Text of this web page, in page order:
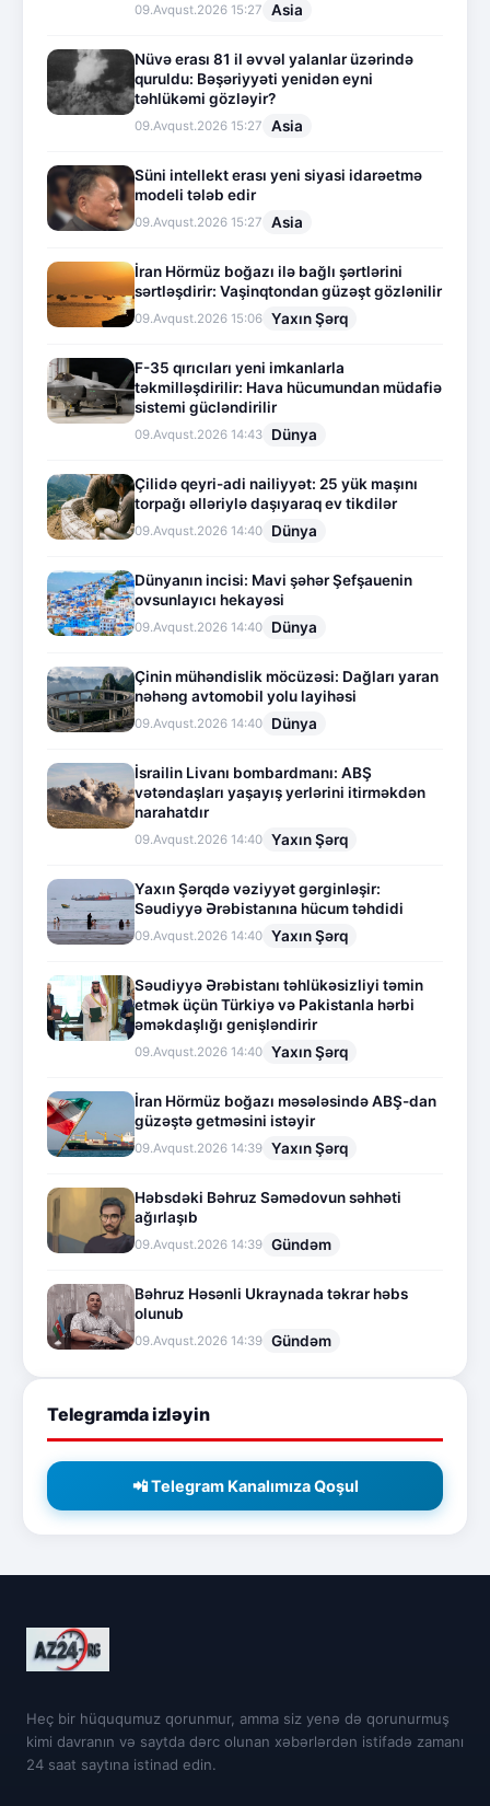
09.Avqust.2026 15:27 Asia
Nüvə erası 81 il əvvəl yalanlar üzərində
quruldu: Bəşəriyyəti yenidən eyni
təhlükəmi gözləyir?
09.Avqust.2026 15:27 Asia
Süni intellekt erası yeni siyasi idarəetmə
modeli tələb edir
09.Avqust.2026 15:27 Asia
İran Hörmüz boğazı ilə bağlı şərtlərini
sərtləşdirir: Vaşinqtondan güzəşt gözlənilir
09.Avqust.2026 15:06 Yaxın Şərq
F-35 qırıcıları yeni imkanlarla
təkmilləşdirilir: Hava hücumundan müdafiə
sistemi gücləndirilir
09.Avqust.2026 14:43 Dünya
Çilidə qeyri-adi nailiyyət: 25 yük maşını
torpağı əlləriylə daşıyaraq ev tikdilər
09.Avqust.2026 14:40 Dünya
Dünyanın incisi: Mavi şəhər Şefşauenin
ovsunlayıcı hekayəsi
09.Avqust.2026 14:40 Dünya
Çinin mühəndislik möcüzəsi: Dağları yaran
nəhəng avtomobil yolu layihəsi
09.Avqust.2026 14:40 Dünya
İsrailin Livanı bombardmanı: ABŞ
vətəndaşları yaşayış yerlərini itirməkdən
narahatdır
09.Avqust.2026 14:40 Yaxın Şərq
Yaxın Şərqdə vəziyyət gərginləşir:
Səudiyyə Ərəbistanına hücum təhdidi
09.Avqust.2026 14:40 Yaxın Şərq
Səudiyyə Ərəbistanı təhlükəsizliyi təmin
etmək üçün Türkiyə və Pakistanla hərbi
əməkdaşlığı genişləndirir
09.Avqust.2026 14:40 Yaxın Şərq
İran Hörmüz boğazı məsələsində ABŞ-dan
güzəştə getməsini istəyir
09.Avqust.2026 14:39 Yaxın Şərq
Həbsdəki Bəhruz Səmədovun səhhəti
ağırlaşıb
09.Avqust.2026 14:39 Gündəm
Bəhruz Həsənli Ukraynada təkrar həbs
olunub
09.Avqust.2026 14:39 Gündəm
Telegramda izləyin
📲 Telegram Kanalımıza Qoşul
Heç bir hüququmuz qorunmur, amma siz yenə də qorunurmuş
kimi davranın və saytda dərc olunan xəbərlərdən istifadə zamanı
24 saat saytına istinad edin.